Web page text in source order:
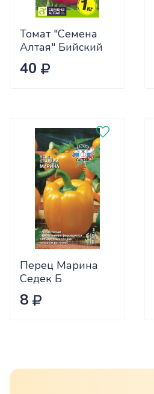
Томат "Семена
Алтая" Бийский
Розан 0,05
40
Перец Марина
Седек Б
8